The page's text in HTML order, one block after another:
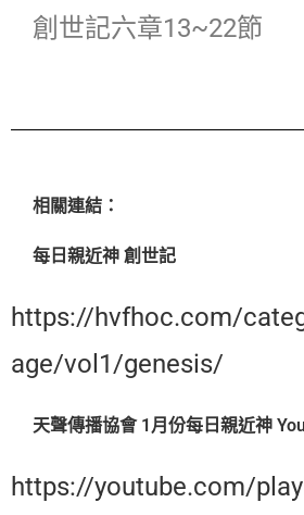
創世記六章13~22節
相關連結：
每日親近神 創世記
https://hvfhoc.com/
age/vol1/genesis/
天聲傳播協會 1月份每日親近神
https://youtube.com/